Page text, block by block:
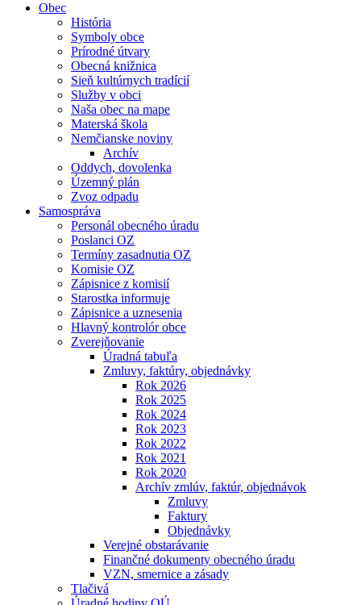
Obec
História
Symboly obce
Prírodné útvary
Obecná knižnica
Sieň kultúrnych tradícií
Služby v obci
Naša obec na mape
Materská škola
Nemčianske noviny
Archív
Oddych, dovolenka
Územný plán
Zvoz odpadu
Samospráva
Personál obecného úradu
Poslanci OZ
Termíny zasadnutia OZ
Komisie OZ
Zápisnice z komisií
Starostka informuje
Zápisnice a uznesenia
Hlavný kontrolór obce
Zverejňovanie
Úradná tabuľa
Zmluvy, faktúry, objednávky
Rok 2026
Rok 2025
Rok 2024
Rok 2023
Rok 2022
Rok 2021
Rok 2020
Archív zmlúv, faktúr, objednávok
Zmluvy
Faktury
Objednávky
Verejné obstarávanie
Finančné dokumenty obecného úradu
VZN, smernice a zásady
Tlačivá